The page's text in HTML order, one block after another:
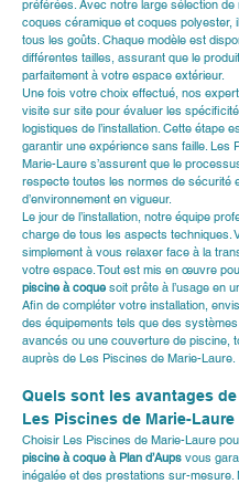
préférées. Avec notre large sélection de
coques céramique et coques polyester,
tous les goûts. Chaque modèle est
différentes tailles, assurant que le
parfaitement à votre espace extérieur.
Une fois votre choix effectué, nos
visite sur site pour évaluer les
logistiques de l’installation. Cette étape
garantir une expérience sans faille. Les
Marie-Laure s’assurent que le
respecte toutes les normes de sécurité
d’environnement en vigueur.
Le jour de l’installation, notre équipe
charge de tous les aspects techniques.
simplement à vous relaxer face à la
votre espace. Tout est mis en œuvre
piscine à coque soit prête à l’usage en
Afin de compléter votre installation,
des équipements tels que des
avancés ou une couverture de piscine,
auprès de Les Piscines de Marie-Laure.
Quels sont les avantages
Les Piscines de Marie-Laure
Choisir Les Piscines de Marie-Laure
piscine à coque à Plan d’Aups vous
inégalée et des prestations sur-mesure.